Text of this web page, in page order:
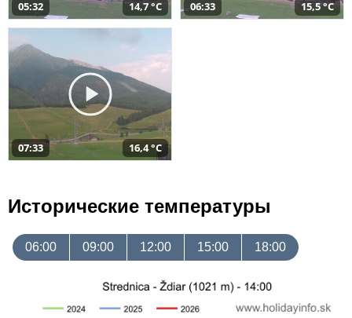
05:32 14,7 °C 06:33 15,5 °C
07:33 16,4 °C
Исторические температуры
06:00 09:00 12:00 15:00 18:00